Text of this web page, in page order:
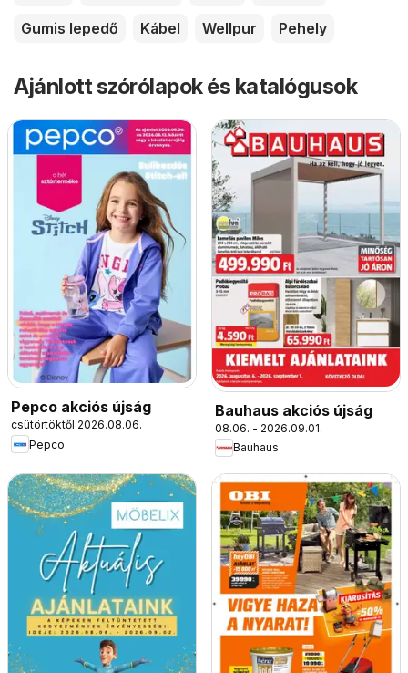
Gumis lepedő
Kábel Wellpur Pehely
Ajánlott szórólapok és katalógusok
Pepco akciós újság
csütörtöktől 2026.08.06.
Pepco
Bauhaus akciós újság
08.06. - 2026.09.01.
Bauhaus